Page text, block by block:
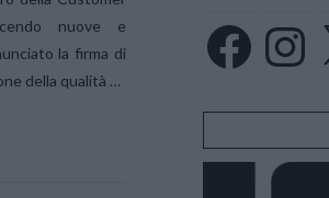
nuove e
la firma di
della qualità …
Facebook Instagram